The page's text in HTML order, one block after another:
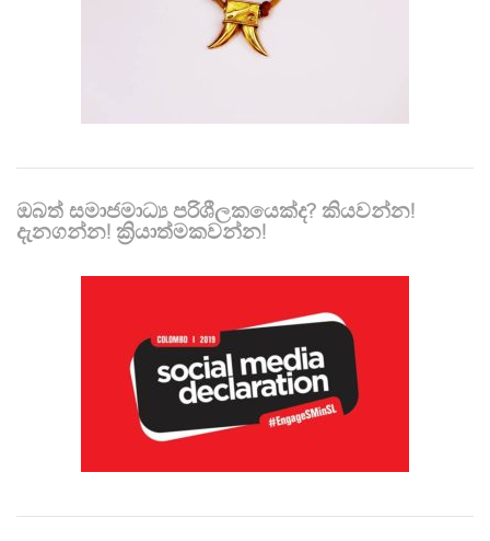
ඔබත් සමාජමාධ්‍ය පරිශීලකයෙක්ද? කියවන්න!
දැනගන්න! ක්‍රියාත්මකවන්න!